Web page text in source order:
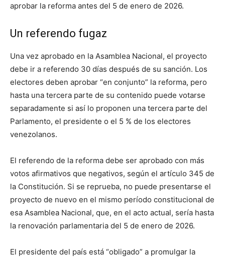
aprobar la reforma antes del 5 de enero de 2026.
Un referendo fugaz
Una vez aprobado en la Asamblea Nacional, el proyecto
debe ir a referendo 30 días después de su sanción. Los
electores deben aprobar “en conjunto” la reforma, pero
hasta una tercera parte de su contenido puede votarse
separadamente si así lo proponen una tercera parte del
Parlamento, el presidente o el 5 % de los electores
venezolanos.
El referendo de la reforma debe ser aprobado con más
votos afirmativos que negativos, según el artículo 345 de
la Constitución. Si se reprueba, no puede presentarse el
proyecto de nuevo en el mismo período constitucional de
esa Asamblea Nacional, que, en el acto actual, sería hasta
la renovación parlamentaria del 5 de enero de 2026.
El presidente del país está “obligado” a promulgar la